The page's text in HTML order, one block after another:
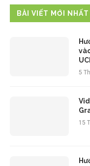
BÀI VIẾT MỚI NHẤT
5
15